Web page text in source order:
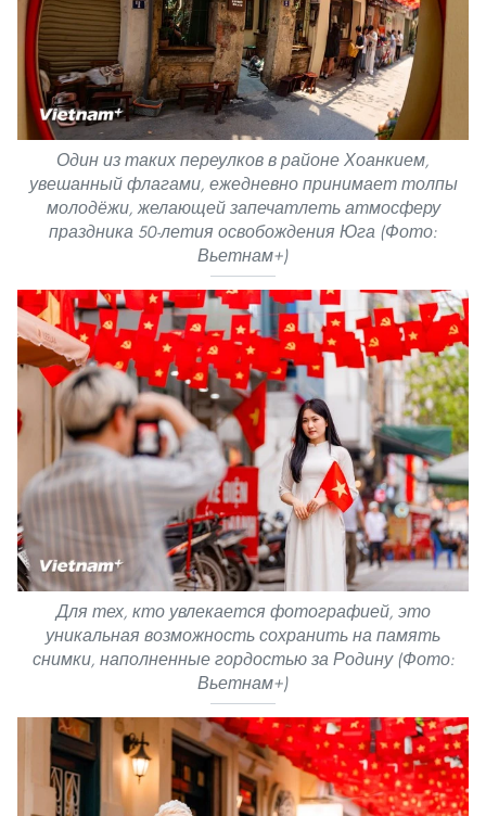
Один из таких переулков в районе Хоанкием,
увешанный флагами, ежедневно принимает толпы
молодёжи, желающей запечатлеть атмосферу
праздника 50-летия освобождения Юга (Фото:
Вьетнам+)
Для тех, кто увлекается фотографией, это
уникальная возможность сохранить на память
снимки, наполненные гордостью за Родину (Фото:
Вьетнам+)